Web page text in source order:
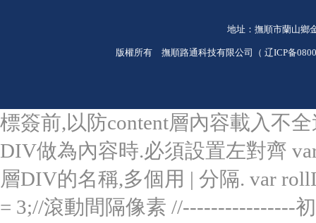
地址：撫順市蘭山
版權所有 撫順路通科技有限公司（ 辽ICP备
標簽前,以防content層內容載入不
DIV做為內容時.必須設置左對齊
層DIV的名稱,多個用 | 分隔. var
= 3;//滾動間隔像素 //----------------